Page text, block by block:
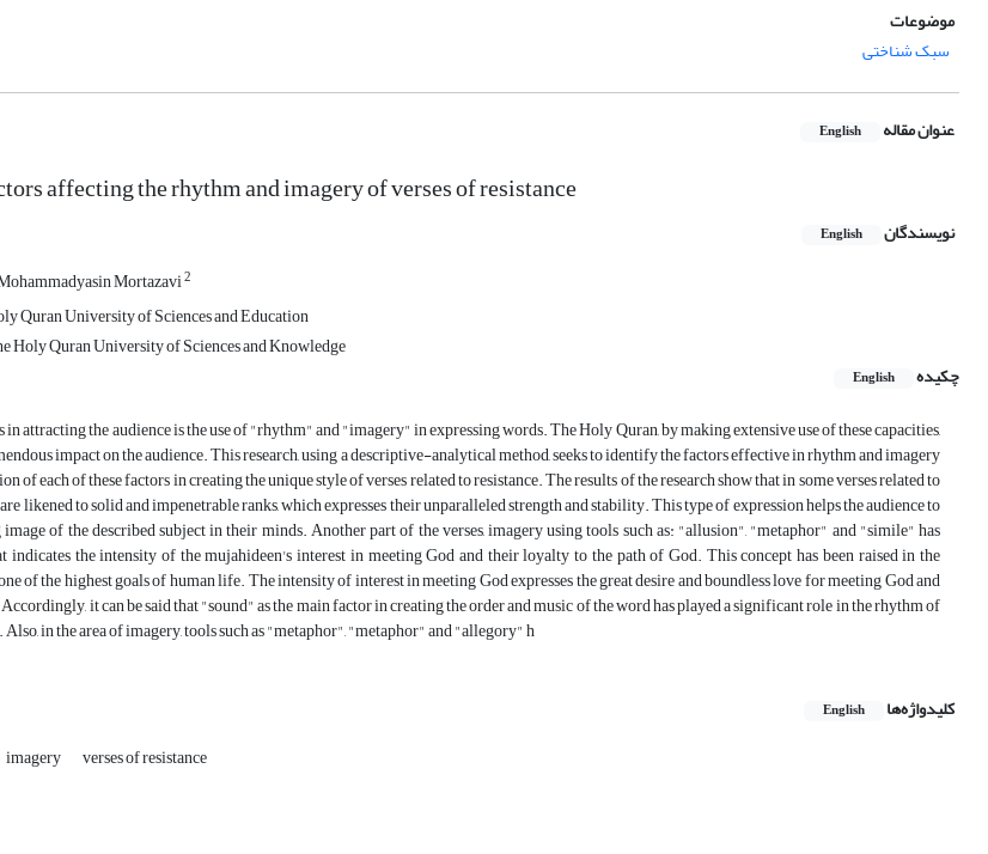
موضوعات
سبک شناختی
عنوان مقاله English
affecting the rhythm and imagery of verses of resistance
نویسندگان English
Mortazavi2
Quran University of Sciences and Education
Holy Quran University of Sciences and Knowledge
چکیده
English
attracting the audience is the use of "rhythm" and "imagery" in expressing words. The Holy Quran, by making extensive use of these capacities,
impact on the audience. This research, using a descriptive-analytical method, seeks to identify the factors effective in rhythm and imagery
of each of these factors in creating the unique style of verses related to resistance. The results of the research show that in some verses related to
likened to solid and impenetrable ranks, which expresses their unparalleled strength and stability. This type of expression helps the audience to
of the described subject in their minds. Another part of the verses, imagery using tools such as: "allusion", "metaphor" and "simile" has
indicates the intensity of the mujahideen's interest in meeting God and their loyalty to the path of God. This concept has been raised in the
of the highest goals of human life. The intensity of interest in meeting God expresses the great desire and boundless love for meeting God and
it can be said that "sound" as the main factor in creating the order and music of the word has played a significant role in the rhythm of
Also, in the area of ​​imagery, tools such as "metaphor", "metaphor" and "allegory" h
کلیدواژه‌ها English
imagery verses of resistance